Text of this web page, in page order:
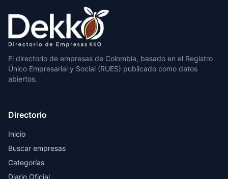
El directorio de empresas de Colombia, basado en el Registro
Único Empresarial y Social (RUES) publicado como datos
abiertos.
Directorio
Inicio
Buscar empresas
Categorías
Diario Oficial